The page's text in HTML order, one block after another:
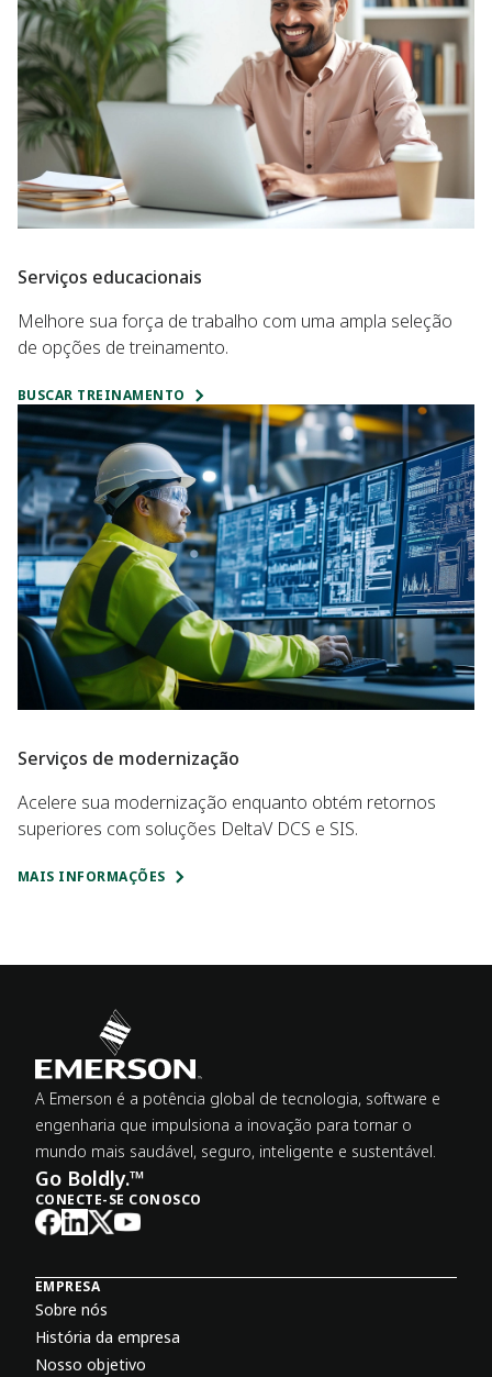
Serviços educacionais
Melhore sua força de trabalho com uma ampla seleção
de opções de treinamento.
BUSCAR TREINAMENTO
Serviços de modernização
Acelere sua modernização enquanto obtém retornos
superiores com soluções DeltaV DCS e SIS.
MAIS INFORMAÇÕES
A Emerson é a potência global de tecnologia, software e
engenharia que impulsiona a inovação para tornar o
mundo mais saudável, seguro, inteligente e sustentável.
Go Boldly.™
CONECTE-SE CONOSCO
EMPRESA
Sobre nós
História da empresa
Nosso objetivo